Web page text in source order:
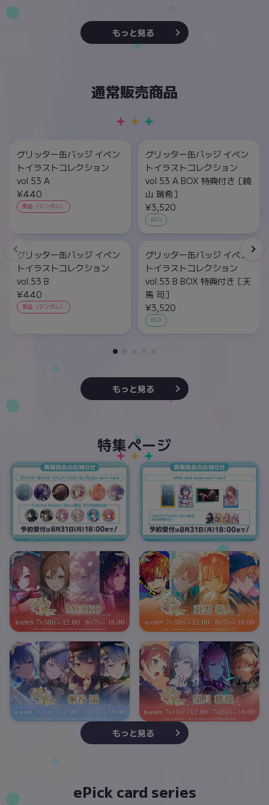
もっと見る
通常販売商品
グリッター缶バッジ イベン
トイラストコレクション
vol.53 A
¥440
単品（ランダム）
グリッター缶バッジ イベン
トイラストコレクション
vol.53 A BOX 特典付き［暁
山 瑞希］
¥3,520
BOX
グリッター缶バッジ イベン
トイラストコレクション
vol.53 B
¥440
単品（ランダム）
グリッター缶バッジ イベン
トイラストコレクション
vol.53 B BOX 特典付き［天
馬 司］
¥3,520
BOX
もっと見る
特集ページ
もっと見る
ePick card series